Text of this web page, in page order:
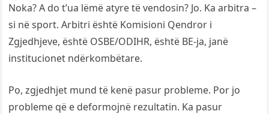
Noka? A do t’ua lëmë atyre të vendosin? Jo. Ka arbitra –
si në sport. Arbitri është Komisioni Qendror i
Zgjedhjeve, është OSBE/ODIHR, është BE-ja, janë
institucionet ndërkombëtare.
Po, zgjedhjet mund të kenë pasur probleme. Por jo
probleme që e deformojnë rezultatin. Ka pasur